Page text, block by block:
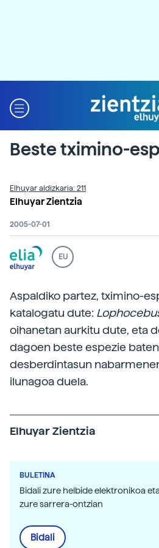
Beste tximino-
Elhuyar aldizkaria: 211
Elhuyar Zientzia
2005-07-01
EU
Aspaldiko partez, tximino-
katalogatu dute:
oihanetan aurkitu dute, eta
dagoen beste espezie
desberdintasun
ilunagoa duela.
Elhuyar Zientzia
BULETINA
Bidali zure helbide elektronikoa
zure sarrera-ontzian
Bidali